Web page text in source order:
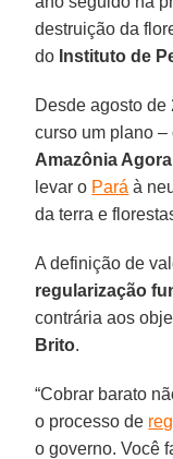
destruição da
do Instituto de
Desde agosto de
curso um plano –
Amazônia Agora
levar o Pará à
da terra e
A definição de
regularização
contrária aos
Brito.
“Cobrar barato
o processo de
o governo. Você